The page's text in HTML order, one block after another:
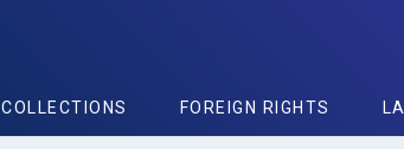
COLLECTIONS FOREIGN RIGHTS